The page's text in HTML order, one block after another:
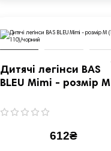
Дитячі легінси BAS
BLEU Mimi - розмір M
612₴